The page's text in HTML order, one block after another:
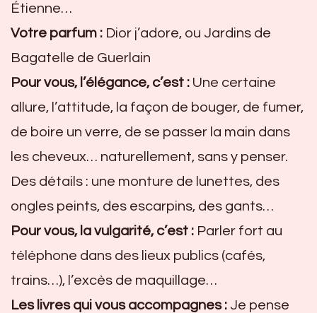
Étienne…
Votre parfum : Dior j’adore, ou Jardins de
Bagatelle de Guerlain
Pour vous, l’élégance, c’est : Une certaine
allure, l’attitude, la façon de bouger, de fumer,
de boire un verre, de se passer la main dans
les cheveux… naturellement, sans y penser.
Des détails : une monture de lunettes, des
ongles peints, des escarpins, des gants…
Pour vous, la vulgarité, c’est : Parler fort au
téléphone dans des lieux publics (cafés,
trains…), l’excès de maquillage…
Les livres qui vous accompagnes : Je pense